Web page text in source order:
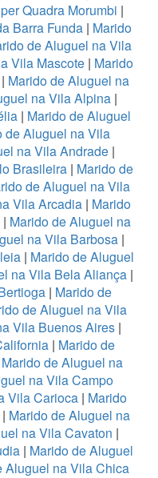
Quadra Morumbi |
Barra Funda| Marido
de Aluguel na Vila
Vila Mascote| Marido
| Marido de Aluguel na
na Vila Alpina |
| Marido de Aluguel
de Aluguel na Vila
na Vila Andrade |
Brasileira| Marido de
de Aluguel na Vila
Vila Arcadia | Marido
| Marido de Aluguel na
na Vila Barbosa|
| Marido de Aluguel
na Vila Bela Aliança |
| Marido de
de Aluguel na Vila
Vila Buenos Aires |
| Marido de
Marido de Aluguel na
na Vila Campo
Vila Carioca | Marido
Marido de Aluguel na
na Vila Cavaton |
| Marido de Aluguel
Aluguel na Vila Chica